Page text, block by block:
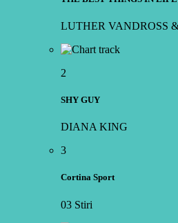
LUTHER VANDROSS
2
SHY GUY
DIANA KING
3
Cortina Sport
03 Stiri